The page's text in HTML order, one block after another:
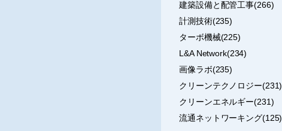
建築設備と配管工事(266)
計測技術(235)
ターボ機械(225)
L&A Network(234)
画像ラボ(235)
クリーンテクノロジー(231)
クリーンエネルギー(231)
流通ネットワーキング(125)